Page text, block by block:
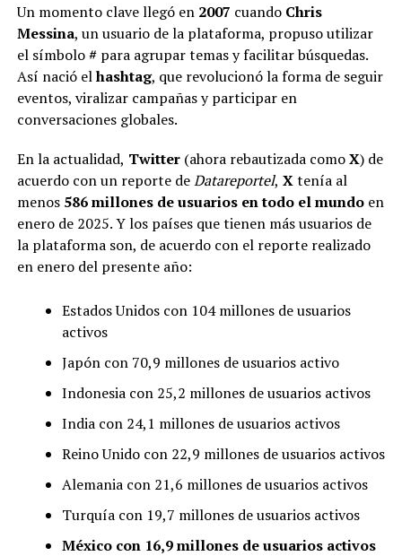
Un momento clave llegó en 2007 cuando Chris
Messina, un usuario de la plataforma, propuso utilizar
el símbolo#para agrupar temas y facilitar búsquedas.
Así nació elhashtag, que revolucionó la forma de seguir
eventos, viralizar campañas y participar en
conversaciones globales.
En la actualidad, Twitter(ahora rebautizada comoX) de
acuerdo con un reporte deDatareportel, Xtenía al
menos 586 millones de usuarios en todo el mundoen
enero de 2025. Y los países que tienen más usuarios de
la plataforma son, de acuerdo con el reporte realizado
en enero del presente año:
Estados Unidos con 104 millones de usuarios
activos
Japón con 70,9 millones de usuarios activo
Indonesia con 25,2 millones de usuarios activos
India con 24,1 millones de usuarios activos
Reino Unido con 22,9 millones de usuarios activos
Alemania con 21,6 millones de usuarios activos
Turquía con 19,7 millones de usuarios activos
México con 16,9 millones de usuarios activos